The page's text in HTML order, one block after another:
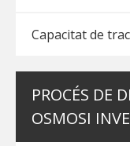
Capacitat de
PROCÉS DE
OSMOSI